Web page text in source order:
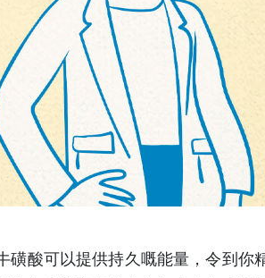
磺酸可以提供持久嘅能量，令到你